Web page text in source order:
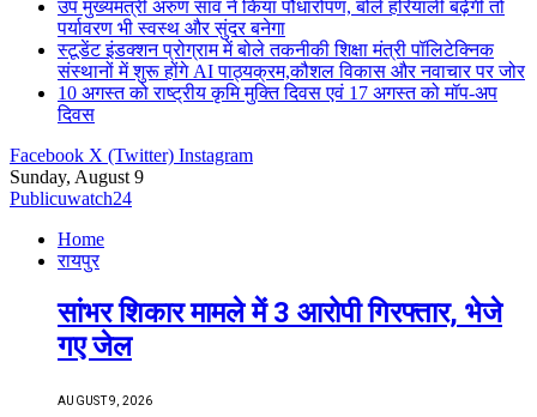
उप मुख्यमंत्री अरुण साव ने किया पौधारोपण, बोले हरियाली बढ़ेगी तो
पर्यावरण भी स्वस्थ और सुंदर बनेगा
स्टूडेंट इंडक्शन प्रोग्राम में बोले तकनीकी शिक्षा मंत्री पॉलिटेक्निक
संस्थानों में शुरू होंगे AI पाठ्यक्रम,कौशल विकास और नवाचार पर जोर
10 अगस्त को राष्ट्रीय कृमि मुक्ति दिवस एवं 17 अगस्त को मॉप-अप
दिवस
Facebook X (Twitter) Instagram
Sunday, August 9
Publicuwatch24
Home
रायपुर
सांभर शिकार मामले में 3 आरोपी गिरफ्तार, भेजे
गए जेल
AUGUST 9, 2026